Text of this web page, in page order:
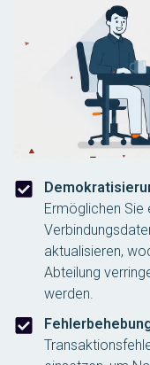
Ermöglichen Sie
aktualisieren,
Abteilung
werden.